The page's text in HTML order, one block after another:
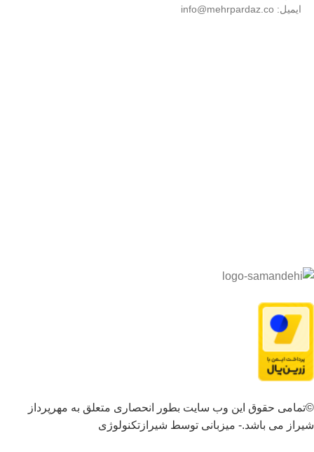
ایمیل: info@mehrpardaz.co
©تمامی حقوق این وب سایت بطور انحصاری متعلق به مهرپرداز
شیراز می باشد.- میزبانی توسط شیرازتکنولوژی